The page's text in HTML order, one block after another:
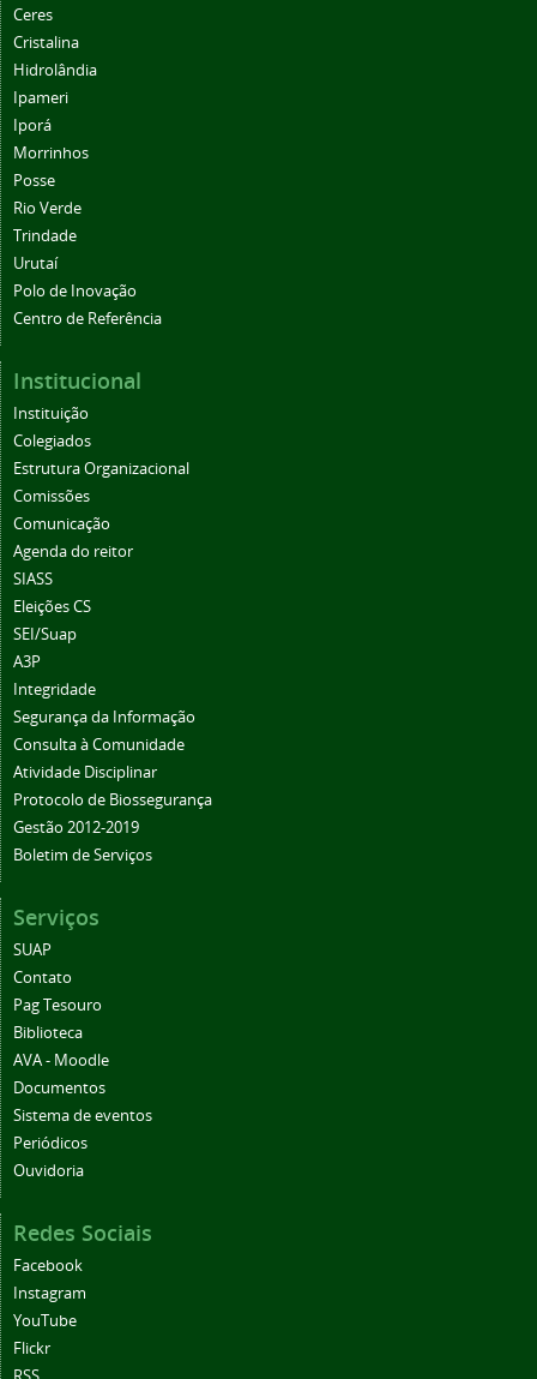
Ceres
Cristalina
Hidrolândia
Ipameri
Iporá
Morrinhos
Posse
Rio Verde
Trindade
Urutaí
Polo de Inovação
Centro de Referência
Institucional
Instituição
Colegiados
Estrutura Organizacional
Comissões
Comunicação
Agenda do reitor
SIASS
Eleições CS
SEI/Suap
A3P
Integridade
Segurança da Informação
Consulta à Comunidade
Atividade Disciplinar
Protocolo de Biossegurança
Gestão 2012-2019
Boletim de Serviços
Serviços
SUAP
Contato
Pag Tesouro
Biblioteca
AVA - Moodle
Documentos
Sistema de eventos
Periódicos
Ouvidoria
Redes Sociais
Facebook
Instagram
YouTube
Flickr